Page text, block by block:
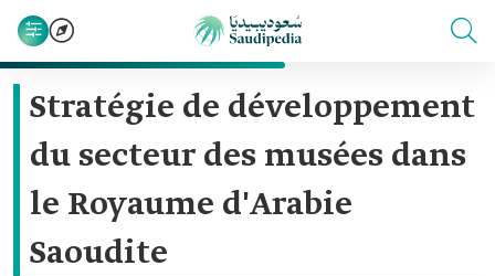
Stratégie de développement
du secteur des musées dans
le Royaume d'Arabie
Saoudite